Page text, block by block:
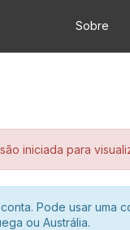
Sobre
iniciada para
Pode usar uma
ou Austrália.